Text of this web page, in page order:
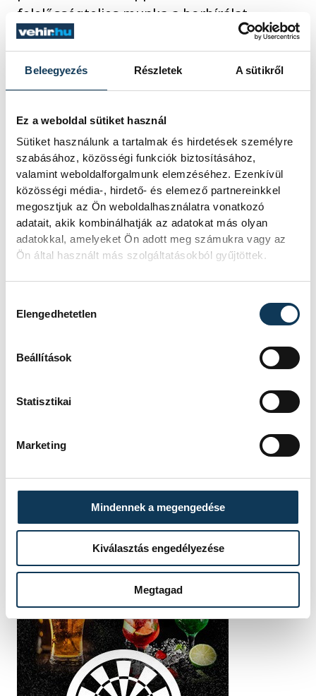
Beleegyezés Részletek A sütikről
Ez a weboldal sütiket használ
Sütiket használunk a tartalmak és hirdetések személyre
szabásához, közösségi funkciók biztosításához,
valamint weboldalforgalmunk elemzéséhez. Ezenkívül
közösségi média-, hirdető- és elemező partnereinkkel
megosztjuk az Ön weboldalhasználatra vonatkozó
adatait, akik kombinálhatják az adatokat más olyan
adatokkal, amelyeket Ön adott meg számukra vagy az
Ön által használt más szolgáltatásokból gyűjtöttek.
Elengedhetetlen
Beállítások
Statisztikai
Marketing
Mindennek a megengedése
Kiválasztás engedélyezése
Megtagad
felelősségteljes munka a borbírálat.
közélet
gazdaság
SZERZŐ
vehir.hu